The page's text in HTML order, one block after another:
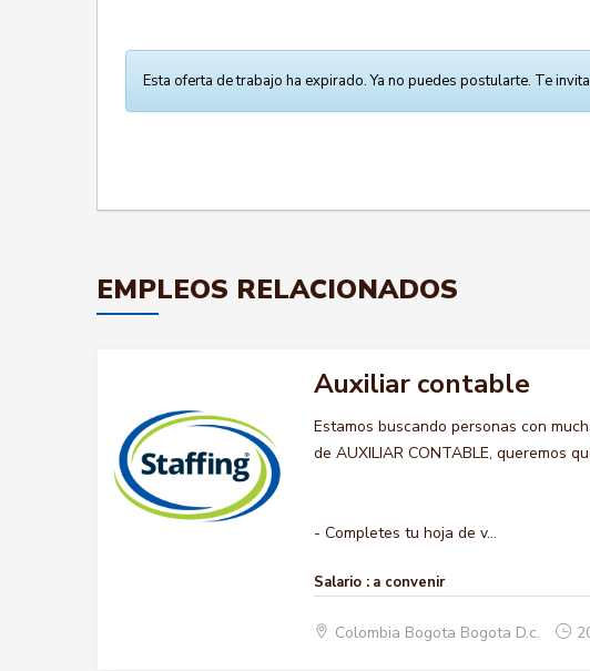
Esta oferta de trabajo ha expirado. Ya no puedes postularte. Te
EMPLEOS RELACIONADOS
Auxiliar contable
Estamos buscando personas con
de AUXILIAR CONTABLE, queremos
- Completes tu hoja de v...
Salario : a convenir
Colombia Bogota Bogota D.c.